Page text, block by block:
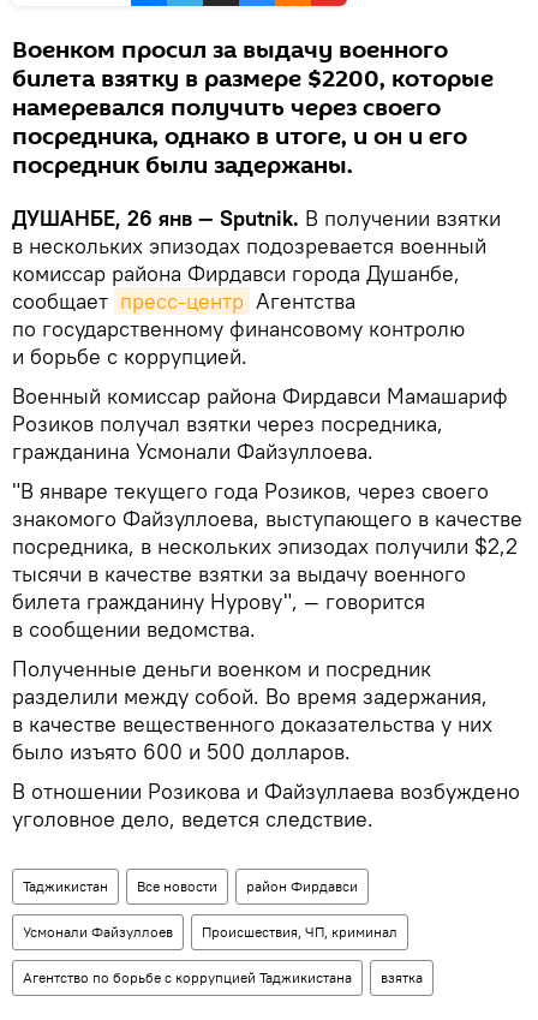
Военком просил за выдачу военного
билета взятку в размере $2200, которые
намеревался получить через своего
посредника, однако в итоге, и он и его
посредник были задержаны.
ДУШАНБЕ, 26 янв — Sputnik. В получении взятки
в нескольких эпизодах подозревается военный
комиссар района Фирдавси города Душанбе,
сообщает пресс-центр Агентства
по государственному финансовому контролю
и борьбе с коррупцией.
Военный комиссар района Фирдавси Мамашариф
Розиков получал взятки через посредника,
гражданина Усмонали Файзуллоева.
"В январе текущего года Розиков, через своего
знакомого Файзуллоева, выступающего в качестве
посредника, в нескольких эпизодах получили $2,2
тысячи в качестве взятки за выдачу военного
билета гражданину Нурову", — говорится
в сообщении ведомства.
Полученные деньги военком и посредник
разделили между собой. Во время задержания,
в качестве вещественного доказательства у них
было изъято 600 и 500 долларов.
В отношении Розикова и Файзуллаева возбуждено
уголовное дело, ведется следствие.
Таджикистан Все новости район Фирдавси
Усмонали Файзуллоев Происшествия, ЧП, криминал
Агентство по борьбе с коррупцией Таджикистана взятка